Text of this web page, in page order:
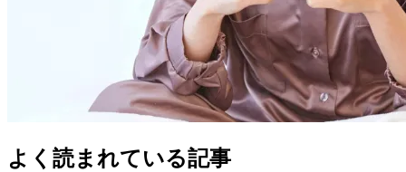
よく読まれている記事